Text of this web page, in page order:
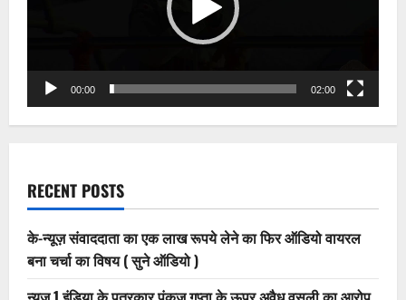
00:00 02:00
RECENT POSTS
के-न्यूज़ संवाददाता का एक लाख रूपये लेने का फिर ऑडियो वायरल
बना चर्चा का विषय ( सुने ऑडियो )